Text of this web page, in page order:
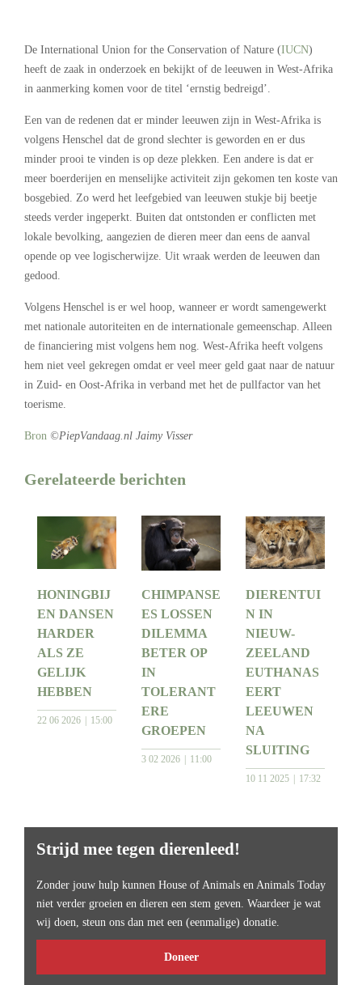
De International Union for the Conservation of Nature (IUCN)
heeft de zaak in onderzoek en bekijkt of de leeuwen in West-Afrika
in aanmerking komen voor de titel ‘ernstig bedreigd’.
Een van de redenen dat er minder leeuwen zijn in West-Afrika is
volgens Henschel dat de grond slechter is geworden en er dus
minder prooi te vinden is op deze plekken. Een andere is dat er
meer boerderijen en menselijke activiteit zijn gekomen ten koste van
bosgebied. Zo werd het leefgebied van leeuwen stukje bij beetje
steeds verder ingeperkt. Buiten dat ontstonden er conflicten met
lokale bevolking, aangezien de dieren meer dan eens de aanval
opende op vee logischerwijze. Uit wraak werden de leeuwen dan
gedood.
Volgens Henschel is er wel hoop, wanneer er wordt samengewerkt
met nationale autoriteiten en de internationale gemeenschap. Alleen
de financiering mist volgens hem nog. West-Afrika heeft volgens
hem niet veel gekregen omdat er veel meer geld gaat naar de natuur
in Zuid- en Oost-Afrika in verband met het de pullfactor van het
toerisme.
Bron ©PiepVandaag.nl Jaimy Visser
Gerelateerde berichten
HONINGBIJ
EN DANSEN
HARDER
ALS ZE
GELIJK
HEBBEN
22 06 2026 15:00
CHIMPANSE
ES LOSSEN
DILEMMA
BETER OP
IN
TOLERANT
ERE
GROEPEN
3 02 2026 11:00
DIERENTUI
N IN
NIEUW-
ZEELAND
EUTHANAS
EERT
LEEUWEN
NA
SLUITING
10 11 2025 17:32
Strijd mee tegen dierenleed!
Zonder jouw hulp kunnen House of Animals en Animals Today
niet verder groeien en dieren een stem geven. Waardeer je wat
wij doen, steun ons dan met een (eenmalige) donatie.
Doneer